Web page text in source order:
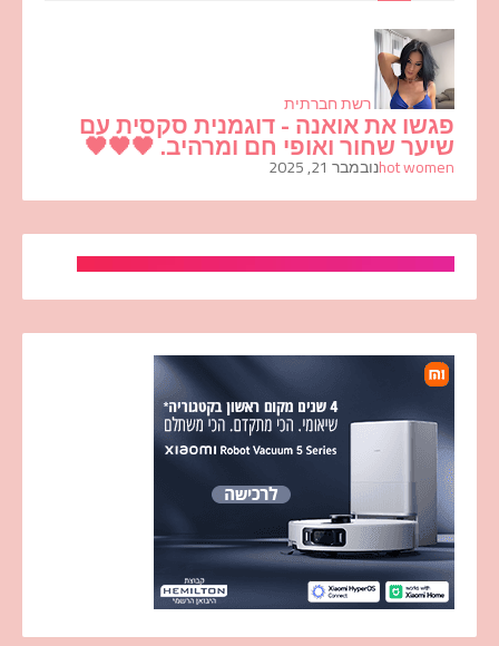
רשת חברתית
פגשו את אואנה - דוגמנית סקסית עם
שיער שחור ואופי חם ומרהיב. 🖤🖤🖤
hot womenנובמבר 21, 2025